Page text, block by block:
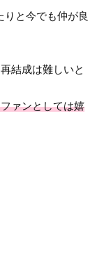
りと今でも仲が良
結成は難しいと
ァンとしては嬉